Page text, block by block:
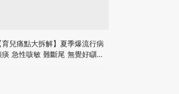
育兒痛點大拆解】夏季爆流行病
痰 急性咳敏 難斷尾 無覺好瞓？